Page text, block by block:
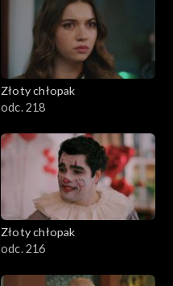
Złoty chłopak
odc. 218
Złoty chłopak
odc. 216